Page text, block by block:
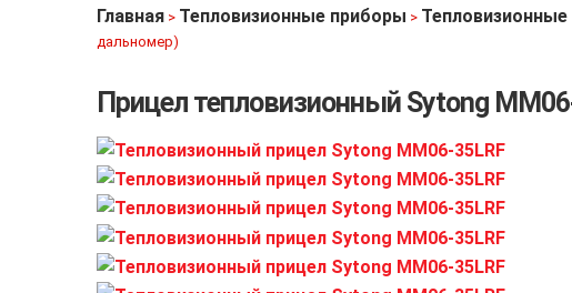
Главная > Тепловизионные приборы >
дальномер)
Прицел тепловизионный Sytong